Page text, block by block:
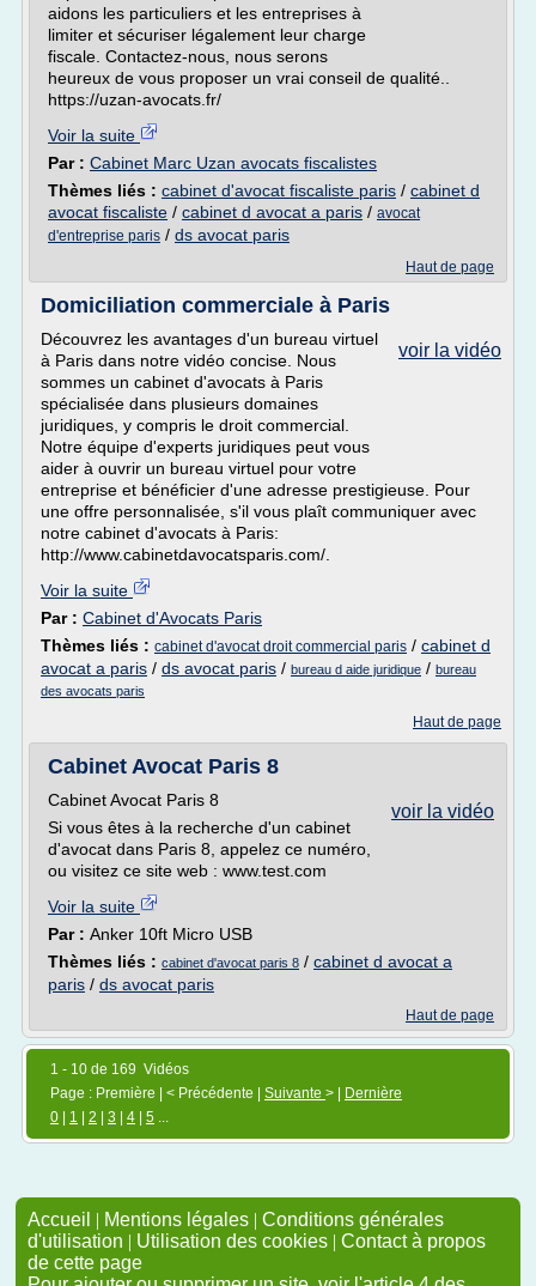
aidons les particuliers et les entreprises à
limiter et sécuriser légalement leur charge
fiscale. Contactez-nous, nous serons
heureux de vous proposer un vrai conseil de qualité..
https://uzan-avocats.fr/
Voir la suite
Par : Cabinet Marc Uzan avocats fiscalistes
Thèmes liés : cabinet d'avocat fiscaliste paris / cabinet d
avocat fiscaliste / cabinet d avocat a paris / avocat
d'entreprise paris / ds avocat paris
Haut de page
Domiciliation commerciale à Paris
voir la vidéo
Découvrez les avantages d'un bureau virtuel
à Paris dans notre vidéo concise. Nous
sommes un cabinet d'avocats à Paris
spécialisée dans plusieurs domaines
juridiques, y compris le droit commercial.
Notre équipe d'experts juridiques peut vous
aider à ouvrir un bureau virtuel pour votre
entreprise et bénéficier d'une adresse prestigieuse. Pour
une offre personnalisée, s'il vous plaît communiquer avec
notre cabinet d'avocats à Paris:
http://www.cabinetdavocatsparis.com/.
Voir la suite
Par : Cabinet d'Avocats Paris
Thèmes liés : cabinet d'avocat droit commercial paris / cabinet d
avocat a paris / ds avocat paris / bureau d aide juridique / bureau
des avocats paris
Haut de page
Cabinet Avocat Paris 8
voir la vidéo
Cabinet Avocat Paris 8
Si vous êtes à la recherche d'un cabinet
d'avocat dans Paris 8, appelez ce numéro,
ou visitez ce site web : www.test.com
Voir la suite
Par : Anker 10ft Micro USB
Thèmes liés : cabinet d'avocat paris 8 / cabinet d avocat a
paris / ds avocat paris
Haut de page
1 - 10 de 169 Vidéos
Page : Première | < Précédente | Suivante > |
Dernière
0
1 2 3 4 5 ...
Accueil | Mentions légales | Conditions générales
d'utilisation | Utilisation des cookies | Contact à propos
de cette page